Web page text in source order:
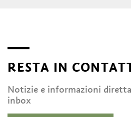
RESTA IN
Notizie e informazioni
inbox